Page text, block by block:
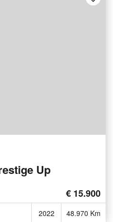
Up
€ 15.900
2022 48.970 Km